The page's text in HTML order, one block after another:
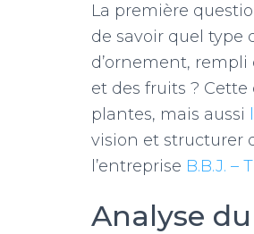
La première
de savoir quel type
d’ornement,
et des fruits ? Cette
plantes, mais aussi
vision et structurer
l’entreprise B.B.J. –
Analyse